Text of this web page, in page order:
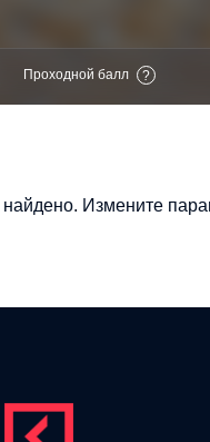
Проходной балл ?
Измените